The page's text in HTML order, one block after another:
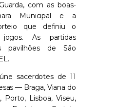
com as boas-
Municipal e a
que definiu o
As partidas
pavilhões de São
sacerdotes de 11
— Braga, Viana do
Porto, Lisboa, Viseu,